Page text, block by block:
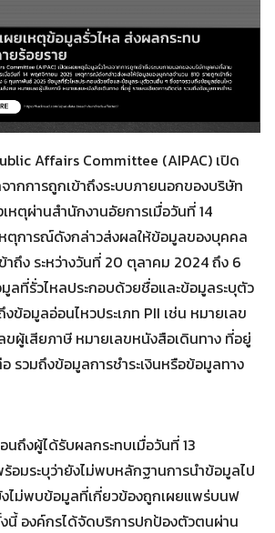
Search
Affairs Committee (AIPAC) เปิด
ากการถูกเข้าถึงระบบภายนอกของบริษัท
หตุผ่านสำนักงานอัยการเมื่อวันที่ 14
ตุการณ์ดังกล่าวส่งผลให้ข้อมูลของบุคคล
าถึง ระหว่างวันที่ 20 ตุลาคม 2024 ถึง 6
ที่รั่วไหลประกอบด้วยชื่อและข้อมูลระบุตัว
ข้อมูลอ่อนไหวประเภท PII เช่น หมายเลข
ขผู้เสียภาษี หมายเลขหนังสือเดินทาง ที่อยู่
รวมถึงข้อมูลการชำระเงินหรือข้อมูลทาง
นถึงผู้ได้รับผลกระทบเมื่อวันที่ 13
มระบุว่ายังไม่พบหลักฐานการนำข้อมูลไป
งไม่พบข้อมูลที่เกี่ยวข้องถูกเผยแพร่บนฟ
นี้ องค์กรได้จัดบริการปกป้องตัวตนผ่าน